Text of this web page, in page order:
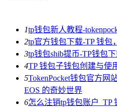
1tp钱包新人教程-
2tp官方钱包下载-TP 钱
3tp钱包shib提币-TP钱包
4TP 钱包子钱包创建与使
5TokenPocket钱包官方网
EOS 的奇妙世界
6怎么注销tp钱包账户_TP